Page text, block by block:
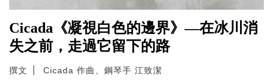
Cicada《凝視白色的邊界》—在冰川消
失之前，走過它留下的路
撰文 Cicada 作曲、鋼琴手 江致潔